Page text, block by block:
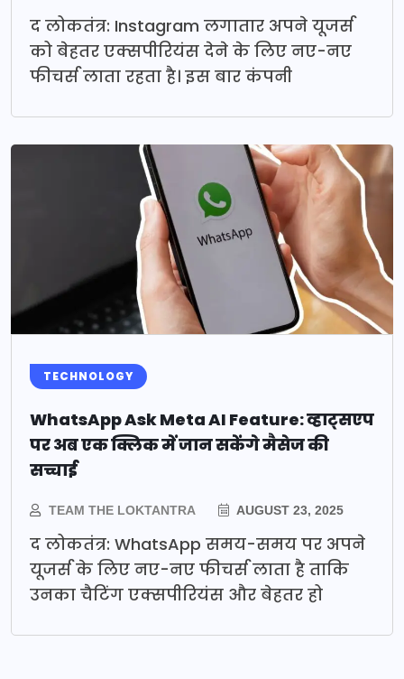
द लोकतंत्र: Instagram लगातार अपने यूजर्स
को बेहतर एक्सपीरियंस देने के लिए नए-नए
फीचर्स लाता रहता है। इस बार कंपनी
TECHNOLOGY
WhatsApp Ask Meta AI Feature: व्हाट्सएप
पर अब एक क्लिक में जान सकेंगे मैसेज की
सच्चाई
TEAM THE LOKTANTRA AUGUST 23, 2025
द लोकतंत्र: WhatsApp समय-समय पर अपने
यूजर्स के लिए नए-नए फीचर्स लाता है ताकि
उनका चैटिंग एक्सपीरियंस और बेहतर हो